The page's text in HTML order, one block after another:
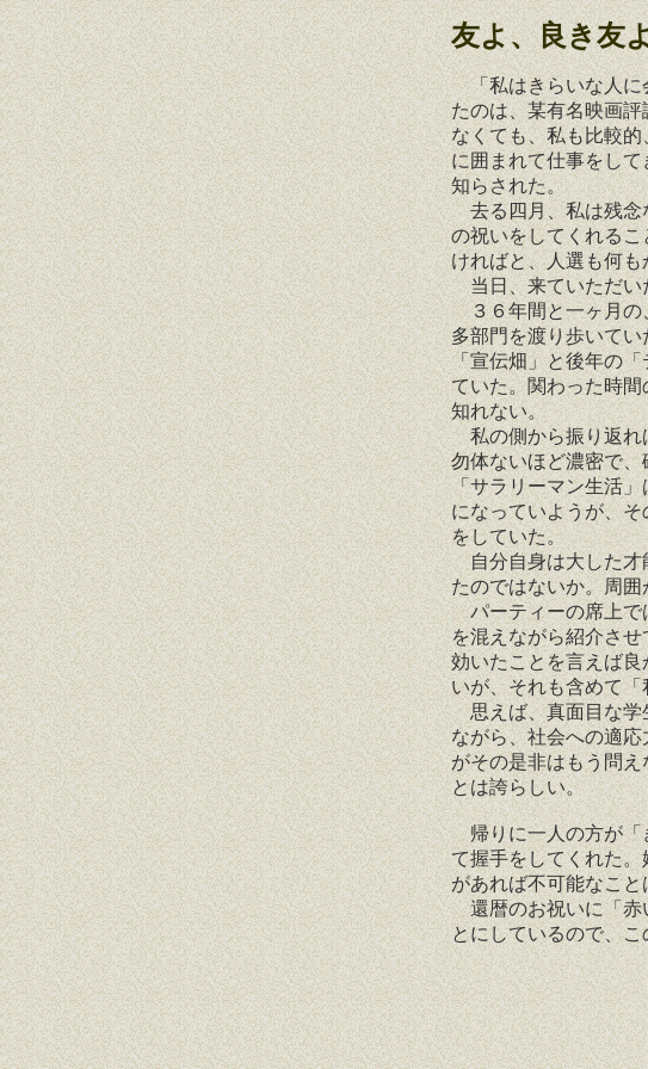
友よ、良き友
「私はきらいな人に
たのは、某有名映画
なくても、私も比較
に囲まれて仕事をし
知らされた。
去る四月、私は残念
の祝いをしてくれる
ければと、人選も何
当日、来ていただい
３６年間と一ヶ月の
多部門を渡り歩いて
「宣伝畑」と後年の
ていた。関わった時
知れない。
私の側から振り返れ
勿体ないほど濃密で
「サラリーマン生活
になっていようが、
をしていた。
自分自身は大した才
たのではないか。周
パーティーの席上で
を混えながら紹介さ
効いたことを言えば
いが、それも含めて「
思えば、真面目な学
ながら、社会への適
がその是非はもう問
とは誇らしい。
帰りに一人の方が「
て握手をしてくれた
があれば不可能なこ
還暦のお祝いに「赤
とにしているので、